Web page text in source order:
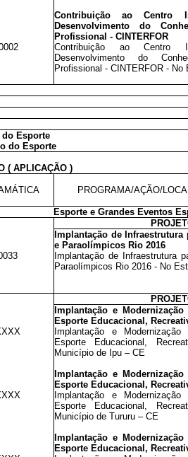
Contribuição ao Centro
Desenvolvimento do
Profissional - CINTERFOR
Contribuição ao Centro
Desenvolvimento do
Profissional - CINTERFOR - No
do Esporte
do Esporte
( APLICAÇÃO )
PROGRAMA/AÇÃO/
Esporte e Grandes Eventos
Implantação de
e Paraolímpicos Rio 2016
Implantação de Infraestrutura
Paraolímpicos Rio 2016 - No
Implantação e
Esporte Educacional,
Implantação e
Esporte Educacional,
Município de Ipu – CE
Implantação e
Esporte Educacional,
Implantação e
Esporte Educacional,
Município de Tururu – CE
Implantação e
Esporte Educacional,